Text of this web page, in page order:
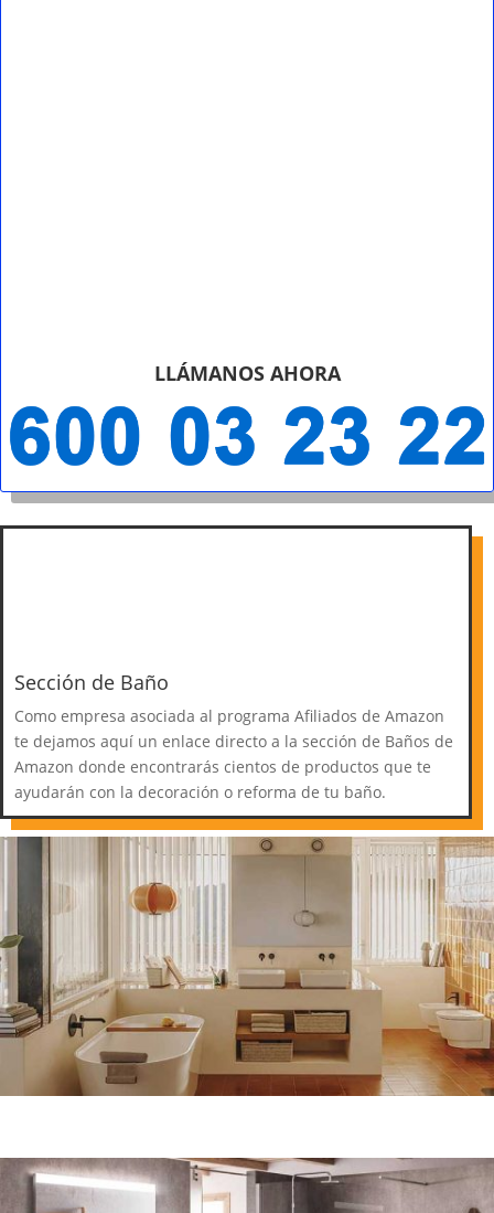
LLÁMANOS AHORA
Sección de Baño
Como empresa asociada al programa Afiliados de Amazon
te dejamos aquí un enlace directo a la sección de Baños de
Amazon donde encontrarás cientos de productos que te
ayudarán con la decoración o reforma de tu baño.